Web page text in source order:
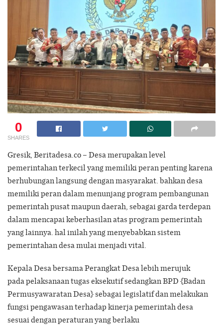
0
SHARES
Gresik, Beritadesa.co – Desa merupakan level
pemerintahan terkecil yang memiliki peran penting karena
berhubungan langsung dengan masyarakat. bahkan desa
memiliki peran dalam menunjang program pembangunan
pemerintah pusat maupun daerah, sebagai garda terdepan
dalam mencapai keberhasilan atas program pemerintah
yang lainnya. hal inilah yang menyebabkan sistem
pemerintahan desa mulai menjadi vital.
Kepala Desa bersama Perangkat Desa lebih merujuk
pada pelaksanaan tugas eksekutif sedangkan BPD {Badan
Permusyawaratan Desa} sebagai legislatif dan melakukan
fungsi pengawasan terhadap kinerja pemerintah desa
sesuai dengan peraturan yang berlaku